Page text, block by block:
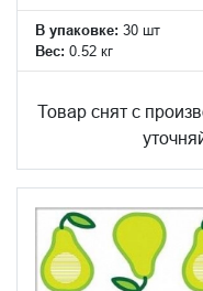
В упаковке: 30 шт
Вес: 0.52 кг
Товар снят с